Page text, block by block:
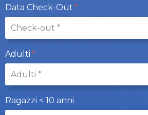
Data Check-Out
Adulti
Ragazzi < 10 anni